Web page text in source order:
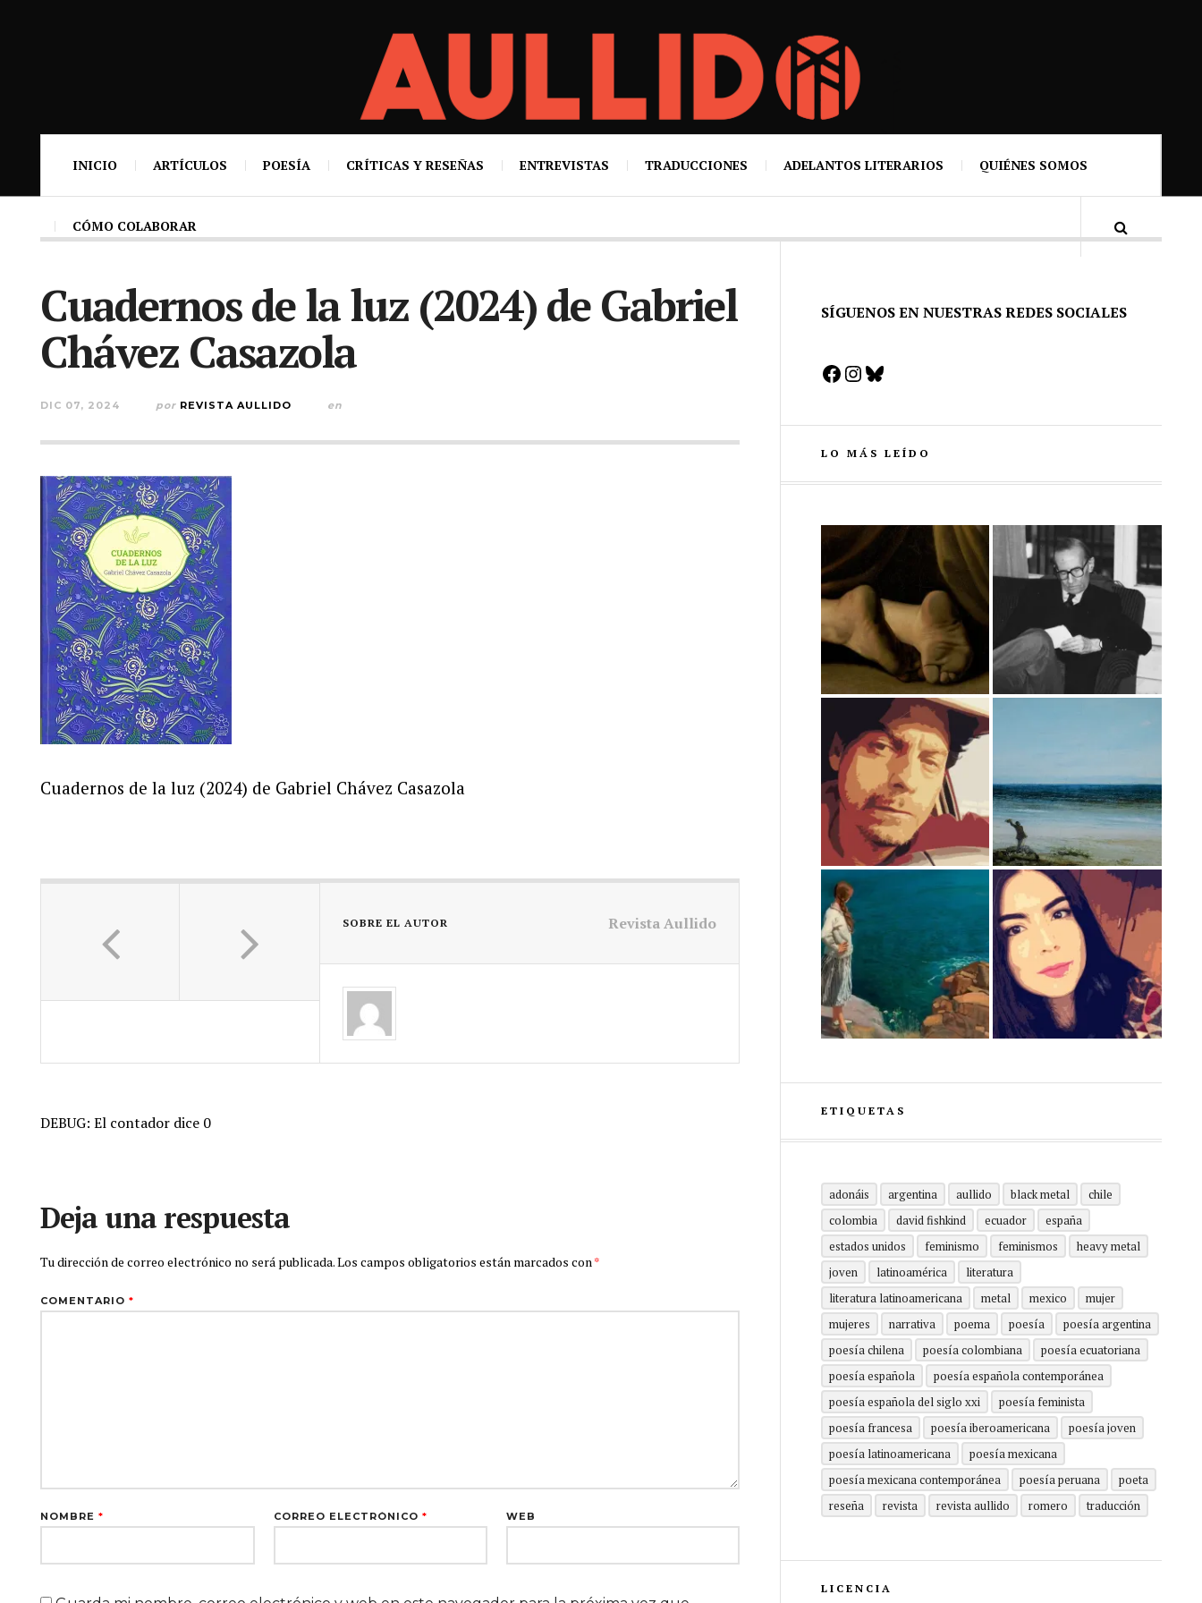
INICIO ARTÍCULOS POESÍA CRÍTICAS Y RESEÑAS ENTREVISTAS TRADUCCIONES ADELANTOS LITERARIOS QUIÉNES SOMOS
CÓMO COLABORAR
Cuadernos de la luz (2024) de Gabriel
Chávez Casazola
DIC 07, 2024 por REVISTA AULLIDO en
Cuadernos de la luz (2024) de Gabriel Chávez Casazola
SOBRE EL AUTOR Revista Aullido
DEBUG: El contador dice 0
Deja una respuesta
Tu dirección de correo electrónico no será publicada.Los campos obligatorios están marcados con*
COMENTARIO *
NOMBRE * CORREO ELECTRÓNICO * WEB
SÍGUENOS EN NUESTRAS REDES SOCIALES
Facebook
Instagram
Bluesky
LO MÁS LEÍDO
ETIQUETAS
adonáis argentina aullido black metal
chile
colombia
david fishkind ecuador
españa
estados unidos
feminismo feminismos
heavy metal
joven
latinoamérica
literatura
literatura latinoamericana
metal mexico
mujer
mujeres
narrativa poema poesía
poesía argentina
poesía chilena
poesía colombiana
poesía ecuatoriana
poesía española
poesía española contemporánea
poesía española del siglo xxi
poesía feminista
poesía francesa
poesía iberoamericana
poesía joven
poesía latinoamericana
poesía mexicana
poesía mexicana contemporánea
poesía peruana
poeta
reseña
revista revista aullido romero traducción
LICENCIA